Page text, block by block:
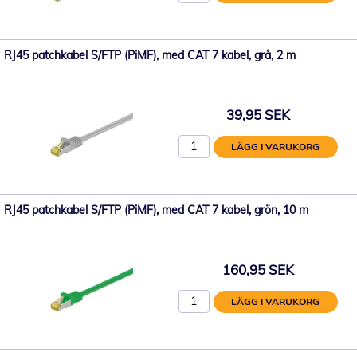
RJ45 patchkabel S/FTP (PiMF), med CAT 7 kabel, grå, 2 m
39,95 SEK
LÄGG I VARUKORG
RJ45 patchkabel S/FTP (PiMF), med CAT 7 kabel, grön, 10 m
160,95 SEK
LÄGG I VARUKORG